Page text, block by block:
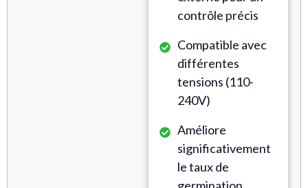
contrôle précis
Compatible avec
différentes
tensions (110-
240V)
Améliore
significativement
le taux de